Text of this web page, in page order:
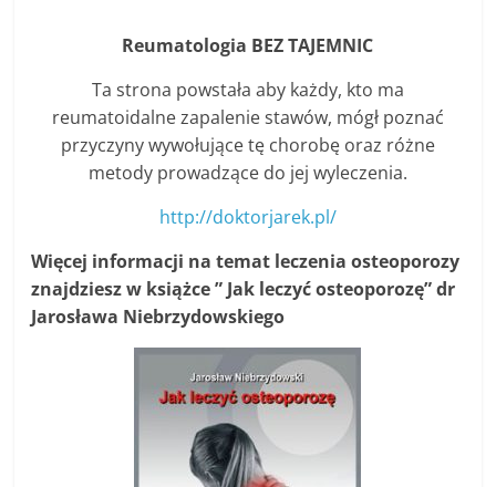
Reumatologia BEZ TAJEMNIC
Ta strona powstała aby każdy, kto ma
reumatoidalne zapalenie stawów, mógł poznać
przyczyny wywołujące tę chorobę oraz różne
metody prowadzące do jej wyleczenia.
http://doktorjarek.pl/
Więcej informacji na temat leczenia osteoporozy
znajdziesz w książce ” Jak leczyć osteoporozę” dr
Jarosława Niebrzydowskiego